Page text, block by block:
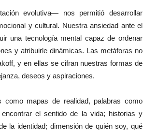
evolutiva— nos permitió desarrollar
y cultural. Nuestra ansiedad ante el
una tecnología mental capaz de ordenar
y atribuirle dinámicas. Las metáforas no
y en ellas se cifran nuestras formas de
deseos y aspiraciones.
mapas de realidad, palabras como
el sentido de la vida; historias y
la identidad; dimensión de quién soy, qué